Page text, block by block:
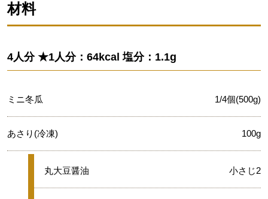
材料
4人分 ★1人分：64kcal 塩分：1.1g
ミニ冬瓜 1/4個(500g)
あさり(冷凍) 100g
★
丸大豆醤油 小さじ2